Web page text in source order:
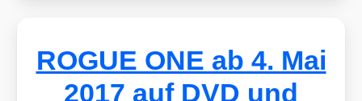
ROGUE ONE ab 4. Mai
2017 auf DVD und